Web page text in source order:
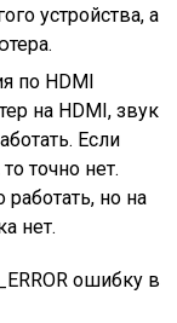
устройства, а
по HDMI
на HDMI, звук
Если
точно нет.
но на
нет.
ошибку в